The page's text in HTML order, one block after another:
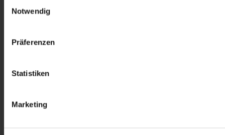
Notwendig
Präferenzen
Statistiken
Marketing
Heckerdamm 230, 13627 Berlin |
Offene Kirche: Täglich 08-18 Uhr